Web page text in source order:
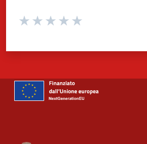
Valuta da 1 a 5 stelle la pagina